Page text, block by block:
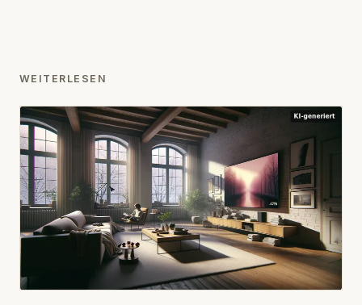
WEITERLESEN